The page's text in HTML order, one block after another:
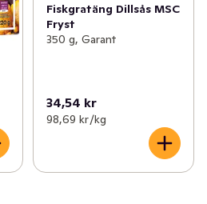
Fiskgratäng Dillsås MSC
Fryst
350 g, Garant
34,54 kr
98,69 kr /kg